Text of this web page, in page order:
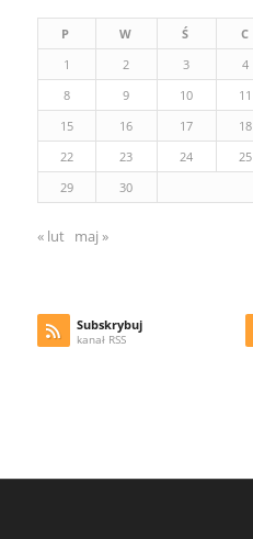
P W Ś C
1
2 3 4
8
9 10 11
15
16 17 18
22
23 24 25
29
30
« lut maj »
Subskrybuj
kanał RSS